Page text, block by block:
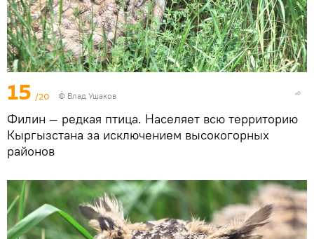
15 /20 © Влад Ушаков
Филин — редкая птица. Населяет всю территорию
Кыргызстана за исключением высокогорных
районов